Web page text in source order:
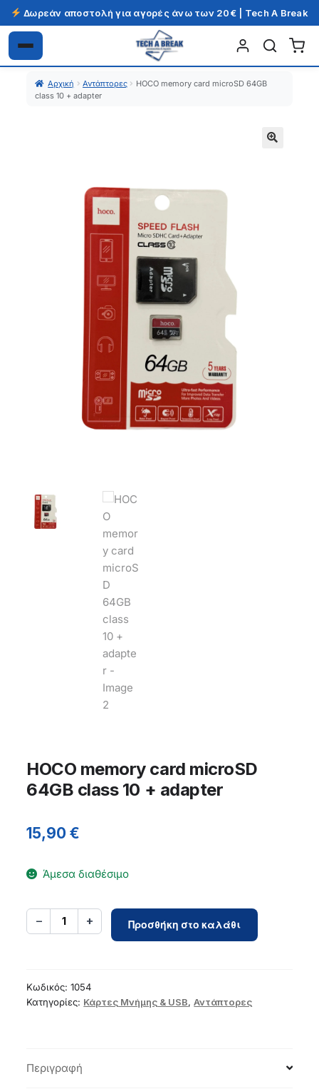
Δωρεάν αποστολή για αγορές άνω των 20€ | Tech A Break
Απευθείας
μετάβαση
Μετάβαση
σε
περιεχόμενο
Αρχική Αντάπτορες
HOCO memory card microSD 64GB
class 10 + adapter
HOCO memory card microSD
64GB class 10 + adapter
15,90€
Άμεσα διαθέσιμο
− 1 +
HOCO
memory
class
Προσθήκη στο καλάθι
Κωδικός:1054
Κατηγορίες: Κάρτες Μνήμης & USB,Αντάπτορες
Περιγραφή